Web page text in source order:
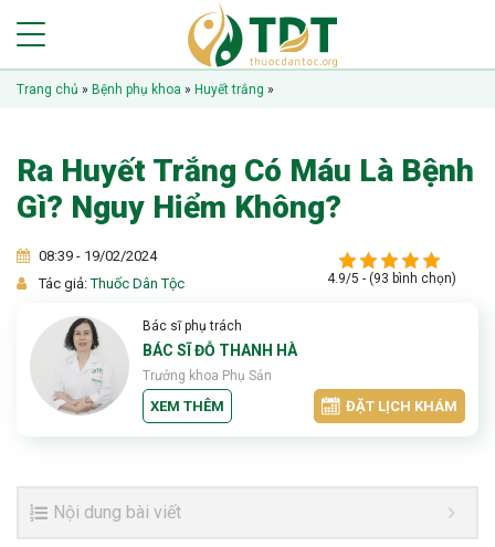
Trang chủ » Bệnh phụ khoa » Huyết trắng »
Ra Huyết Trắng Có Máu Là Bệnh
Gì? Nguy Hiểm Không?
08:39 - 19/02/2024
Tác giả:Thuốc Dân Tộc 4.9/5 - (93 bình chọn)
Bác sĩ phụ trách
BÁC SĨ ĐỖ THANH HÀ
Trưởng khoa Phụ Sản
XEM THÊM ĐẶT LỊCH KHÁM
Nội dung bài viết